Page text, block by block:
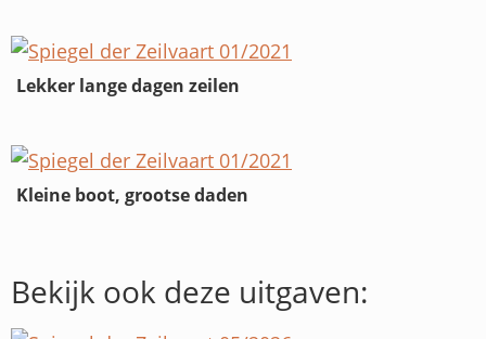
Lekker lange dagen zeilen
Kleine boot, grootse daden
Bekijk ook deze uitgaven: